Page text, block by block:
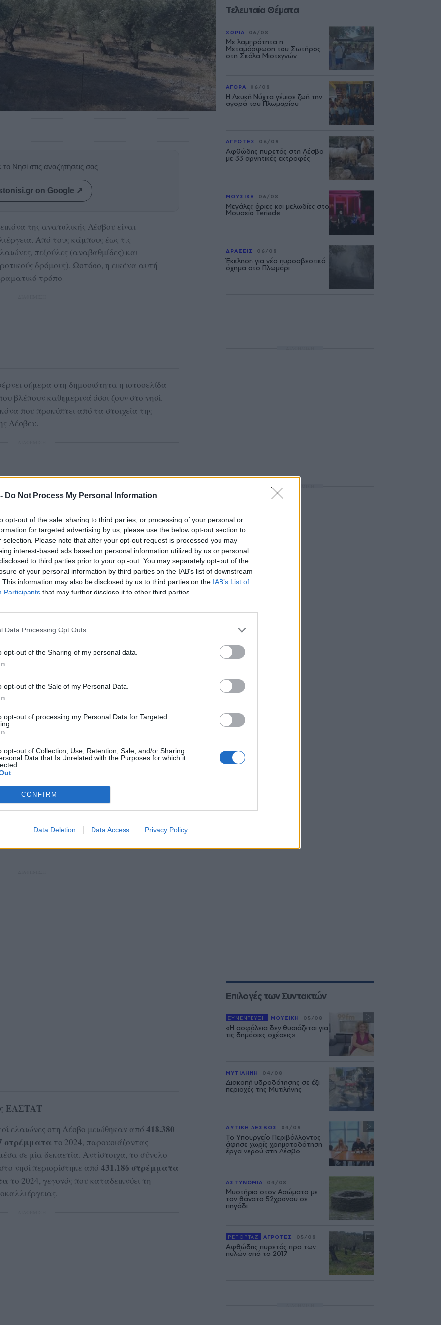
Do Not Process My Personal Information
opt-out of the sale, sharing to third parties, or processing of your personal or
for targeted advertising by us, please use the below opt-out section to
selection. Please note that after your opt-out request is processed you may
interest-based ads based on personal information utilized by us or personal
to third parties prior to your opt-out. You may separately opt-out of the
of your personal information by third parties on the IAB’s list of downstream
This information may also be disclosed by us to third parties on the IAB’s List of
Participants that may further disclose it to other third parties.
Data Processing Opt Outs
opt-out of the Sharing of my personal data.
opt-out of the Sale of my Personal Data.
opt-out of processing my Personal Data for Targeted
opt-out of Collection, Use, Retention, Sale, and/or Sharing
Data that Is Unrelated with the Purposes for which it
CONFIRM
Data Deletion Data Access Privacy Policy
Νησί στις αναζητήσεις σας
on Google ↗
της ανατολικής Λέσβου είναι
Από τους κάμπους έως τις
πεζούλες (αναβαθμίδες) και
δρόμους). Ωστόσο, η εικόνα αυτή
τρόπο.
σήμερα στη δημοσιότητα η ιστοσελίδα
βλέπουν καθημερινά όσοι ζουν στο νησί.
που προκύπτει από τα στοιχεία της
Λέσβου.
νομίσματος. Η άλλη είναι οι επιχειρηματικές
στην ελαιοκομία όσο και στην
έναν νέο δρόμο που, σε αρκετές
δεν είναι. Η τάση της συρρίκνωσης των
ελαιώνων και αμπελώνων της Λέσβου
της εποχής. Ταυτόχρονα, όμως, νέες
επιτυγχάνουν οικονομίες κλίμακας, με
σχεδιασμούς της Κοινής Αγροτικής
δημιουργίας μεγαλύτερης προστιθέμενης
τη γενική τάση. Μάλιστα, σε πολλές
αξιοποιούν την υποχώρηση των πιο
να αναπτυχθούν, εντάσσοντας στο
ΕΛΣΤΑΤ
ελαιώνες στη Λέσβο μειώθηκαν από 418.380
στρέμματα το 2024, παρουσιάζοντας
μέσα σε μία δεκαετία. Αντίστοιχα, το σύνολο
νησί περιορίστηκε από 431.186 στρέμματα
το 2024, γεγονός που καταδεικνύει τη
Τελευταία Θέματα
ΧΩΡΙΑ 06/08
Με λαμπρότητα η
Μεταμόρφωση του Σωτήρος
στη Σκάλα Μιστεγνών
ΑΓΟΡΑ 06/08
Η Λευκή Νύχτα γέμισε ζωή την
αγορά του Πλωμαρίου
ΑΓΡΟΤΕΣ 06/08
Αφθώδης πυρετός στη Λέσβο
με 33 αρνητικές εκτροφές
ΜΟΥΣΙΚΗ 06/08
Μεγάλες άριες και μελωδίες στο
Μουσείο Teriade
ΔΡΑΣΕΙΣ 06/08
Έκκληση για νέο πυροσβεστικό
όχημα στο Πλωμάρι
Επιλογές των Συντακτών
ΣΥΝΕΝΤΕΥΞΗ ΜΟΥΣΙΚΗ 05/08
«Η ασφάλεια δεν θυσιάζεται για
τις δημόσιες σχέσεις»
ΜΥΤΙΛΗΝΗ 04/08
Διακοπή υδροδότησης σε έξι
περιοχές της Μυτιλήνης
ΔΥΤΙΚΗ ΛΕΣΒΟΣ 04/08
Το Υπουργείο Περιβάλλοντος
άφησε χωρίς χρηματοδότηση
έργα νερού στη Λέσβο
ΑΣΤΥΝΟΜΙΑ 04/08
Μυστήριο στον Ασώματο με
τον θάνατο 52χρονου σε
πηγάδι
ΡΕΠΟΡΤΑΖ ΑΓΡΟΤΕΣ 05/08
Αφθώδης πυρετός προ των
πυλών από το 2017